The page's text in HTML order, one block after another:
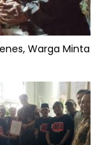
Warga Minta